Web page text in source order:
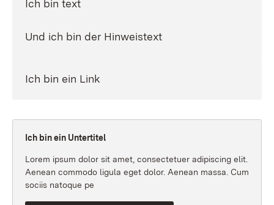
Ich bin text
Und ich bin der Hinweistext
Ich bin ein Link
Ich bin ein Untertitel
Lorem ipsum dolor sit amet, consectetuer adipiscing elit.
Aenean commodo ligula eget dolor. Aenean massa. Cum
sociis natoque pe